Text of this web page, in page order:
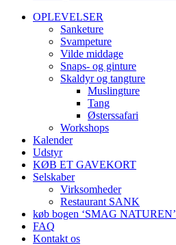
OPLEVELSER
Sanketure
Svampeture
Vilde middage
Snaps- og ginture
Skaldyr og tangture
Muslingture
Tang
Østerssafari
Workshops
Kalender
Udstyr
KØB ET GAVEKORT
Selskaber
Virksomheder
Restaurant SANK
køb bogen ‘SMAG NATUREN’
FAQ
Kontakt os